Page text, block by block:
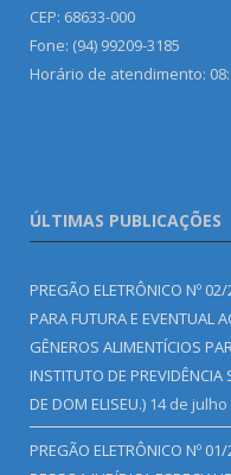
CEP: 68633-000
Fone: (94) 99209-3185
Horário de atendimento:
ÚLTIMAS PUBLICAÇÕES
PREGÃO ELETRÔNICO Nº
PARA FUTURA E EVENTUAL
GÊNEROS ALIMENTÍCIOS
INSTITUTO DE
DE DOM ELISEU.) 14 de julho
PREGÃO ELETRÔNICO Nº